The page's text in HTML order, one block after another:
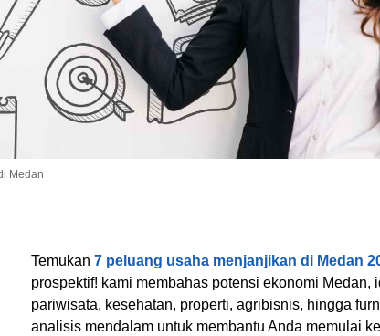
Medan
Temukan 7 peluang usaha menjanjikan di Medan
prospektif! kami membahas potensi ekonomi Medan,
pariwisata, kesehatan, properti, agribisnis, hingga
analisis mendalam untuk membantu Anda memulai